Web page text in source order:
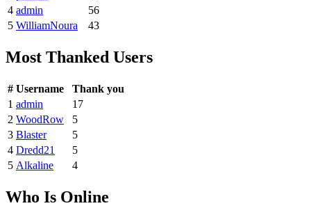
4 admin
56
5 WilliamNoura 43
Most Thanked Users
# Username
Thank you
1 admin
17
2 WoodRow
5
3 Blaster
5
4 Dredd21
5
5 Alkaline 4
Who Is Online